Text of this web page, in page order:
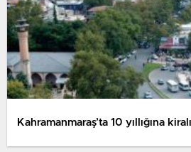
Kahramanmaraş’ta 10 yıllığına